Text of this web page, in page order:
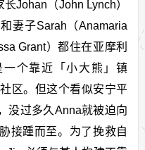
Johan（John Lynch）
妻子Sarah（Anamaria
Grant）都住在亚摩利
一个靠近「小大熊」镇
区。但这个看似安宁平
没过多久Anna就被迫向
接踵而至。为了挽救自